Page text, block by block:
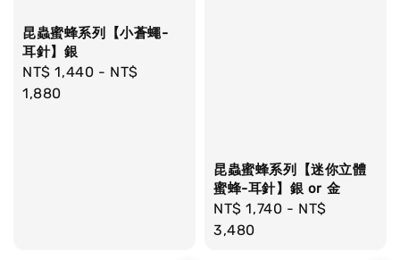
昆蟲蜜蜂系列【小蒼蠅-
耳針】銀
Regular
price
NT$ 1,440 - NT$
1,880
昆蟲蜜蜂系列【迷你立體
蜜蜂-耳針】銀 or 金
Regular
price
NT$ 1,740 - NT$
3,480